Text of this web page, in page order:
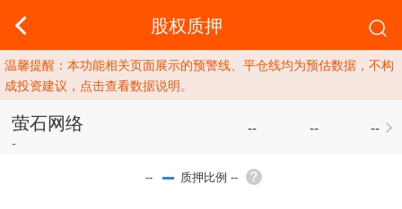
股权质押
温馨提醒：本功能相关页面展示的预警线、平仓线均为预估数据，不构
成投资建议，点击查看数据说明。
萤石网络
-
-- -- --
-- 质押比例 --